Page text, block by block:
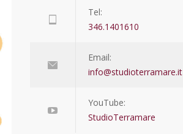
Tel:
346.1401610
Email:
info@studioterramare.it
YouTube:
StudioTerramare